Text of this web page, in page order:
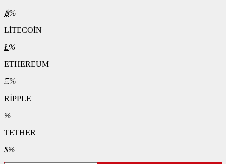
฿%
LİTECOİN
Ł%
ETHEREUM
Ξ%
RİPPLE
%
TETHER
$%